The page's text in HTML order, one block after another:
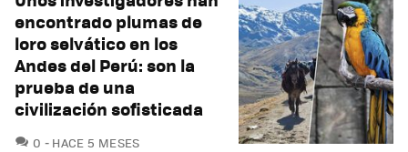
encontrado plumas de
loro selvático en los
Andes del Perú: son la
prueba de una
civilización sofisticada
0 COMENTARIOS
HACE 5 MESES